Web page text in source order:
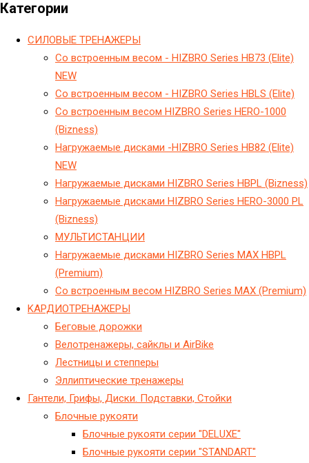
Категории
CИЛОВЫЕ ТРЕНАЖЕРЫ
Cо встроенным весом - HIZBRO Series HB73 (Elite)
NEW
Cо встроенным весом - HIZBRO Series HBLS (Elite)
Cо встроенным весом HIZBRO Series HERO-1000
(Bizness)
Hагружаемые дисками -HIZBRO Series HB82 (Elite)
NEW
Hагружаемые дисками HIZBRO Series HBPL (Bizness)
Hагружаемые дисками HIZBRO Series HERO-3000 PL
(Bizness)
МУЛЬТИСТАНЦИИ
Нагружаемые дисками HIZBRO Series MAX HBPL
(Premium)
Со встроенным весом HIZBRO Series MAX (Premium)
KАРДИОТРЕНАЖЕРЫ
Беговые дорожки
Велотренажеры, сайклы и AirBike
Лестницы и степперы
Эллиптические тренажеры
Гантели, Грифы, Диски. Подставки, Стойки
Блочные рукояти
Блочные рукояти серии "DELUXE"
Блочные рукояти серии "STANDART"